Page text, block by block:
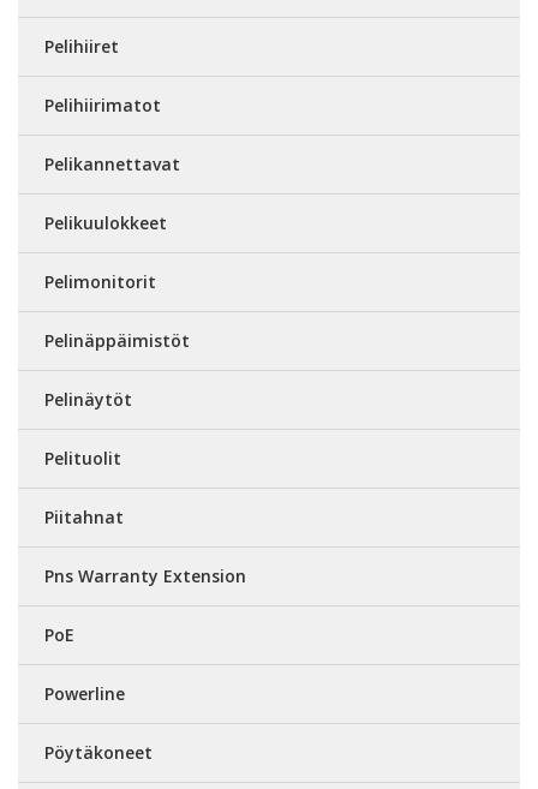
Pelihiiret
Pelihiirimatot
Pelikannettavat
Pelikuulokkeet
Pelimonitorit
Pelinäppäimistöt
Pelinäytöt
Pelituolit
Piitahnat
Pns Warranty Extension
PoE
Powerline
Pöytäkoneet